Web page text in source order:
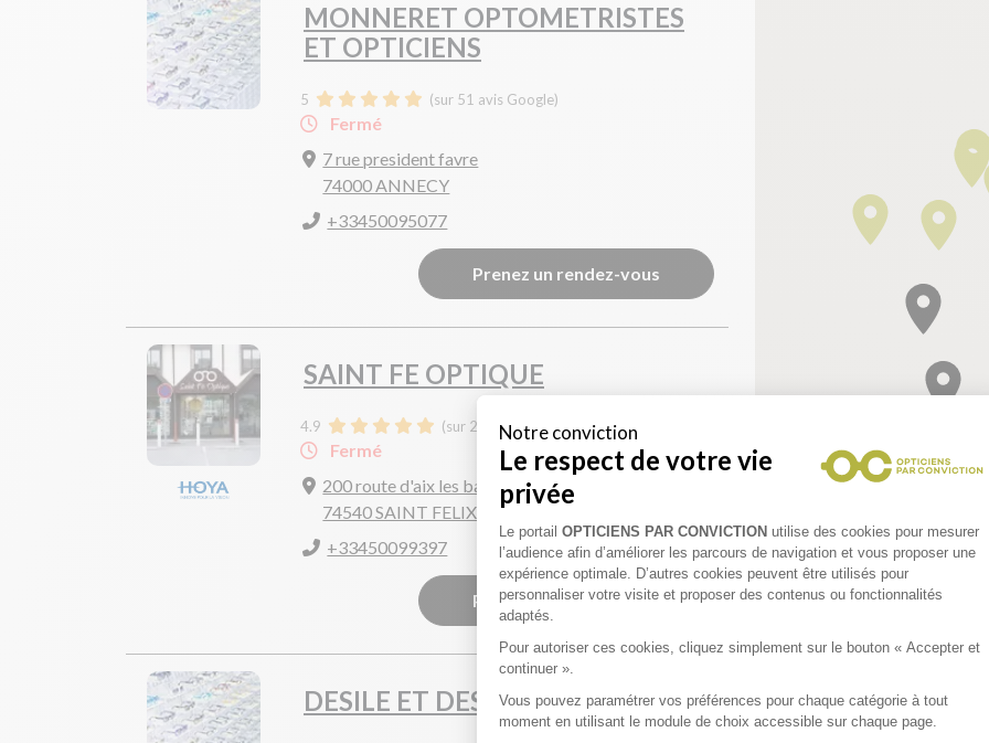
MONNERET OPTOMETRISTES
ET OPTICIENS
5 (sur 51 avis Google)
Fermé
7 rue president favre
74000 ANNECY
+33450095077
Prenez un rendez-vous
SAINT FE OPTIQUE
4.9 (sur 21 avis Google)
Fermé
200 route d'aix les bains
74540 SAINT FELIX
+33450099397
Prenez un rendez-vous
DESILE ET DES LUNETTES
Notre conviction
Le respect de votre vie
privée
Plateforme de Gestion du
Le portail OPTICIENS PAR CONVICTION utilise des cookies pour mesurer
l’audience afin d’améliorer les parcours de navigation et vous proposer une
expérience optimale. D’autres cookies peuvent être utilisés pour
personnaliser votre visite et proposer des contenus ou fonctionnalités
adaptés.
Pour autoriser ces cookies, cliquez simplement sur le bouton « Accepter et
continuer ».
Vous pouvez paramétrer vos préférences pour chaque catégorie à tout
moment en utilisant le module de choix accessible sur chaque page.